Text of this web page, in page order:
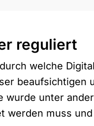
reguliert
welche
beaufsichtigen
wurde unter
werden muss